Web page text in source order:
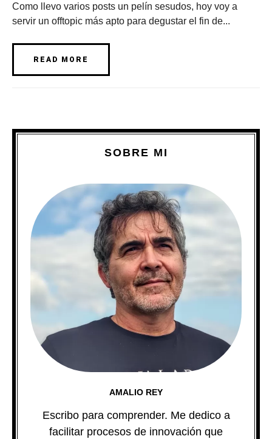
Como llevo varios posts un pelín sesudos, hoy voy a
servir un offtopic más apto para degustar el fin de...
READ MORE
SOBRE MI
AMALIO REY
Escribo para comprender. Me dedico a
facilitar procesos de innovación que